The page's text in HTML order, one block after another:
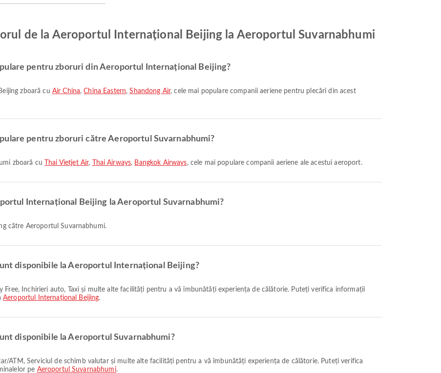
de la Aeroportul Internațional Beijing la Aeroportul Suvarnabhumi
pentru zboruri din Aeroportul Internațional Beijing?
zboară cu Air China,China Eastern,Shandong Air, cele mai populare companii aeriene pentru plecări din acest
pentru zboruri către Aeroportul Suvarnabhumi?
zboară cu Thai Vietjet Air, Thai Airways, Bangkok Airways, cele mai populare companii aeriene ale acestui aeroport.
Internațional Beijing la Aeroportul Suvarnabhumi?
către Aeroportul Suvarnabhumi.
disponibile la Aeroportul Internațional Beijing?
Aeroportul Internațional Beijing.
disponibile la Aeroportul Suvarnabhumi?
pe Aeroportul Suvarnabhumi.